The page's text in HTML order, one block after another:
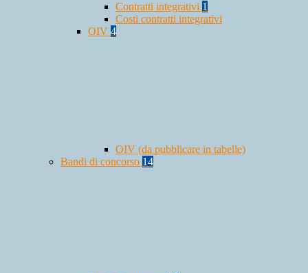
Contratti integrativi 1
Costi contratti integrativi
OIV 4
OIV (da pubblicare in tabelle)
Bandi di concorso 14